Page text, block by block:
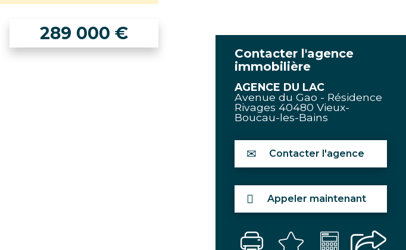
289 000 €
Contacter l'agence
immobilière
AGENCE DU LAC
Avenue du Gao - Résidence
Rivages 40480 Vieux-
Boucau-les-Bains
Contacter l'agence
Appeler maintenant